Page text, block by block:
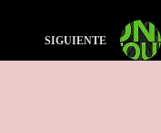
SIGUIENTE